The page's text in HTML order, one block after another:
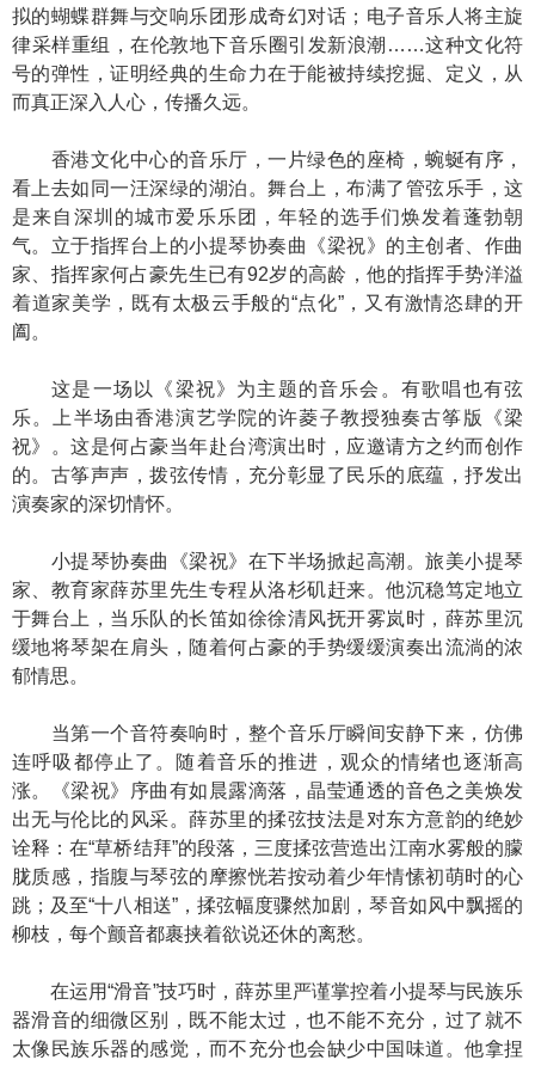
拟的蝴蝶群舞与交响乐团形成奇幻对话；电子音乐人将主旋
律采样重组，在伦敦地下音乐圈引发新浪潮……这种文化符
号的弹性，证明经典的生命力在于能被持续挖掘、定义，从
而真正深入人心，传播久远。
香港文化中心的音乐厅，一片绿色的座椅，蜿蜒有序，
看上去如同一汪深绿的湖泊。舞台上，布满了管弦乐手，这
是来自深圳的城市爱乐乐团，年轻的选手们焕发着蓬勃朝
气。立于指挥台上的小提琴协奏曲《梁祝》的主创者、作曲
家、指挥家何占豪先生已有92岁的高龄，他的指挥手势洋溢
着道家美学，既有太极云手般的“点化”，又有激情恣肆的开
阖。
这是一场以《梁祝》为主题的音乐会。有歌唱也有弦
乐。上半场由香港演艺学院的许菱子教授独奏古筝版《梁
祝》。这是何占豪当年赴台湾演出时，应邀请方之约而创作
的。古筝声声，拨弦传情，充分彰显了民乐的底蕴，抒发出
演奏家的深切情怀。
小提琴协奏曲《梁祝》在下半场掀起高潮。旅美小提琴
家、教育家薛苏里先生专程从洛杉矶赶来。他沉稳笃定地立
于舞台上，当乐队的长笛如徐徐清风抚开雾岚时，薛苏里沉
缓地将琴架在肩头，随着何占豪的手势缓缓演奏出流淌的浓
郁情思。
当第一个音符奏响时，整个音乐厅瞬间安静下来，仿佛
连呼吸都停止了。随着音乐的推进，观众的情绪也逐渐高
涨。《梁祝》序曲有如晨露滴落，晶莹通透的音色之美焕发
出无与伦比的风采。薛苏里的揉弦技法是对东方意韵的绝妙
诠释：在“草桥结拜”的段落，三度揉弦营造出江南水雾般的朦
胧质感，指腹与琴弦的摩擦恍若按动着少年情愫初萌时的心
跳；及至“十八相送”，揉弦幅度骤然加剧，琴音如风中飘摇的
柳枝，每个颤音都裹挟着欲说还休的离愁。
在运用“滑音”技巧时，薛苏里严谨掌控着小提琴与民族乐
器滑音的细微区别，既不能太过，也不能不充分，过了就不
太像民族乐器的感觉，而不充分也会缺少中国味道。他拿捏